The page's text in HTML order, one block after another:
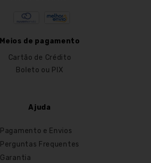
Meios de pagamento
Cartão de Crédito
Boleto ou PIX
Ajuda
Pagamento e Envios
Perguntas Frequentes
Garantia